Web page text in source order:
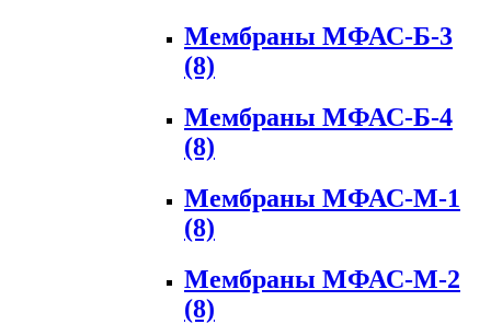
Мембраны МФАС-Б-3
(8)
Мембраны МФАС-Б-4
(8)
Мембраны МФАС-М-1
(8)
Мембраны МФАС-М-2
(8)